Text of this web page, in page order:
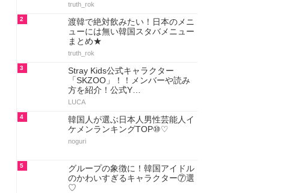
truth_rok
2
渡韓で絶対飲みたい！日本のメニ
ューには無い韓国スタバメニュー
まとめ★
truth_rok
3
Stray Kids公式キャラクター
「SKZOO」！！メンバーや読み
方を紹介！公式Y…
LUCA
4
韓国人が選ぶ日本人男性芸能人イ
ケメンランキングTOP⑩♡
noguri
5
グループの象徴に！韓国アイドル
のかわいすぎるキャラクター⑦選
♡